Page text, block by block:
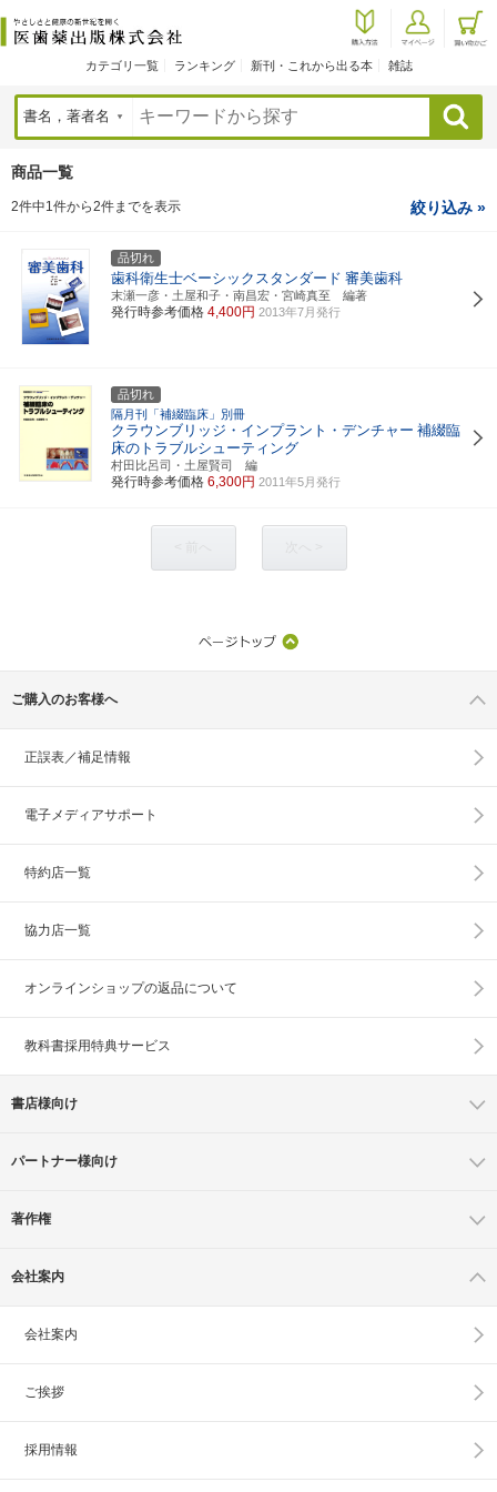
カテゴリ一覧 ランキング 新刊・これから出る本 雑誌
検索
商品一覧
2件中1件から2件までを表示 絞り込み »
品切れ
歯科衛生士ベーシックスタンダード 審美歯科
末瀬一彦・土屋和子・南昌宏・宮崎真至 編著
発行時参考価格 4,400円 2013年7月発行
品切れ
隔月刊「補綴臨床」別冊
クラウンブリッジ・インプラント・デンチャー 補綴臨
床のトラブルシューティング
村田比呂司・土屋賢司 編
発行時参考価格 6,300円 2011年5月発行
ご購入のお客様へ
正誤表／補足情報
電子メディアサポート
特約店一覧
協力店一覧
オンラインショップの返品について
教科書採用特典サービス
書店様向け
パートナー様向け
著作権
会社案内
会社案内
ご挨拶
採用情報